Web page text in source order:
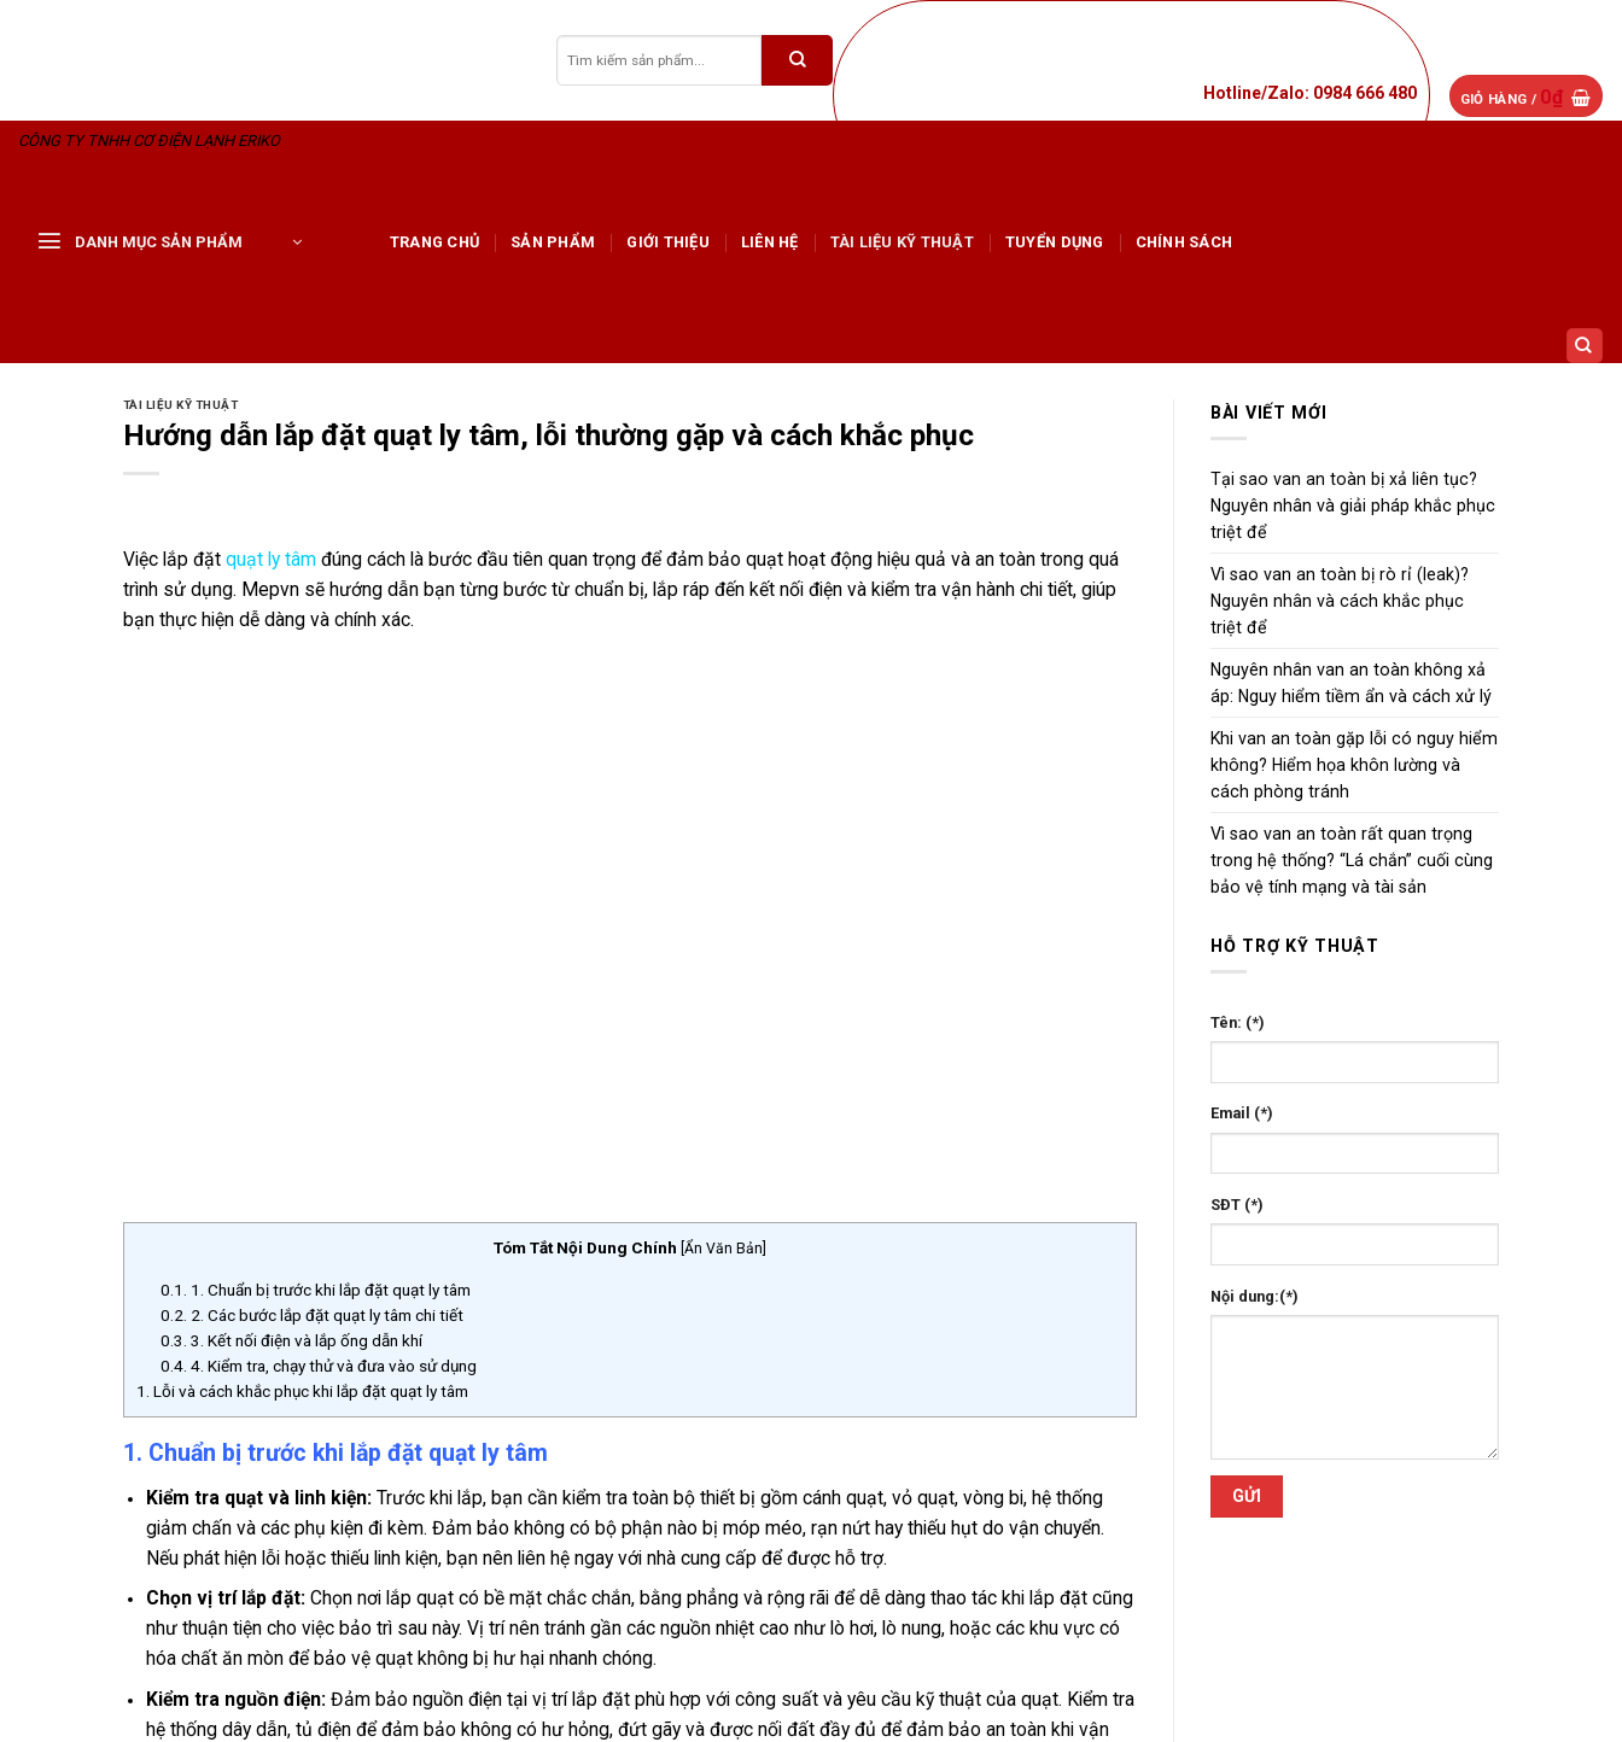
CÔNG TY TNHH CƠ ĐIỆN LẠNH ERIKO
kiếm:
Hotline/Zalo: 0984 666 480 GIỎ HÀNG / 0₫
DANH MỤC SẢN PHẨM TRANG CHỦ SẢN PHẨM GIỚI THIỆU LIÊN HỆ TÀI LIỆU KỸ THUẬT TUYỂN DỤNG CHÍNH SÁCH
TÀI LIỆU KỸ THUẬT
Hướng dẫn lắp đặt quạt ly tâm, lỗi thường gặp và cách khắc phục
Việc lắp đặt quạt ly tâm đúng cách là bước đầu tiên quan trọng để đảm bảo quạt hoạt động hiệu quả và an toàn trong quá
trình sử dụng. Mepvn sẽ hướng dẫn bạn từng bước từ chuẩn bị, lắp ráp đến kết nối điện và kiểm tra vận hành chi tiết, giúp
bạn thực hiện dễ dàng và chính xác.
Tóm Tắt Nội Dung Chính Ẩn Văn Bản
0.1.
1. Chuẩn bị trước khi lắp đặt quạt ly tâm
0.2. 2. Các bước lắp đặt quạt ly tâm chi tiết
0.3. 3. Kết nối điện và lắp ống dẫn khí
0.4. 4. Kiểm tra, chạy thử và đưa vào sử dụng
1. Lỗi và cách khắc phục khi lắp đặt quạt ly tâm
1. Chuẩn bị trước khi lắp đặt quạt ly tâm
Kiểm tra quạt và linh kiện: Trước khi lắp, bạn cần kiểm tra toàn bộ thiết bị gồm cánh quạt, vỏ quạt, vòng bi, hệ thống
giảm chấn và các phụ kiện đi kèm. Đảm bảo không có bộ phận nào bị móp méo, rạn nứt hay thiếu hụt do vận chuyển.
Nếu phát hiện lỗi hoặc thiếu linh kiện, bạn nên liên hệ ngay với nhà cung cấp để được hỗ trợ.
Chọn vị trí lắp đặt: Chọn nơi lắp quạt có bề mặt chắc chắn, bằng phẳng và rộng rãi để dễ dàng thao tác khi lắp đặt cũng
như thuận tiện cho việc bảo trì sau này. Vị trí nên tránh gần các nguồn nhiệt cao như lò hơi, lò nung, hoặc các khu vực có
hóa chất ăn mòn để bảo vệ quạt không bị hư hại nhanh chóng.
Kiểm tra nguồn điện: Đảm bảo nguồn điện tại vị trí lắp đặt phù hợp với công suất và yêu cầu kỹ thuật của quạt. Kiểm tra
hệ thống dây dẫn, tủ điện để đảm bảo không có hư hỏng, đứt gãy và được nối đất đầy đủ để đảm bảo an toàn khi vận
BÀI VIẾT MỚI
Tại sao van an toàn bị xả liên tục?
Nguyên nhân và giải pháp khắc phục
triệt để
Vì sao van an toàn bị rò rỉ (leak)?
Nguyên nhân và cách khắc phục
triệt để
Nguyên nhân van an toàn không xả
áp: Nguy hiểm tiềm ẩn và cách xử lý
Khi van an toàn gặp lỗi có nguy hiểm
không? Hiểm họa khôn lường và
cách phòng tránh
Vì sao van an toàn rất quan trọng
trong hệ thống? “Lá chắn” cuối cùng
bảo vệ tính mạng và tài sản
HỖ TRỢ KỸ THUẬT
Tên: (*)
Email (*)
SĐT (*)
Nội dung:(*)